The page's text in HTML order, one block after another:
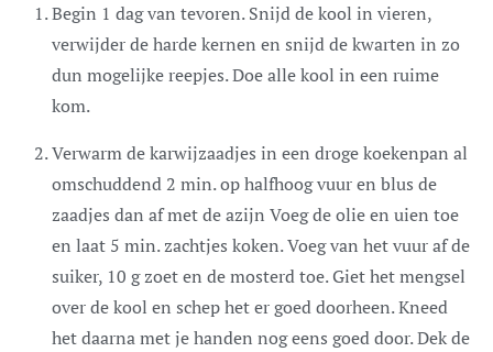
Begin 1 dag van tevoren. Snijd de kool in vieren,
verwijder de harde kernen en snijd de kwarten in zo
dun mogelijke reepjes. Doe alle kool in een ruime
kom.
Verwarm de karwijzaadjes in een droge koekenpan al
omschuddend 2 min. op halfhoog vuur en blus de
zaadjes dan af met de azijn Voeg de olie en uien toe
en laat 5 min. zachtjes koken. Voeg van het vuur af de
suiker, 10 g zoet en de mosterd toe. Giet het mengsel
over de kool en schep het er goed doorheen. Kneed
het daarna met je handen nog eens goed door. Dek de